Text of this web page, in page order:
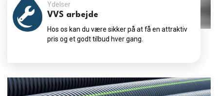
Ydelser
VVS arbejde
Hos os kan du være sikker på at få en attraktiv
pris og et godt tilbud hver gang.